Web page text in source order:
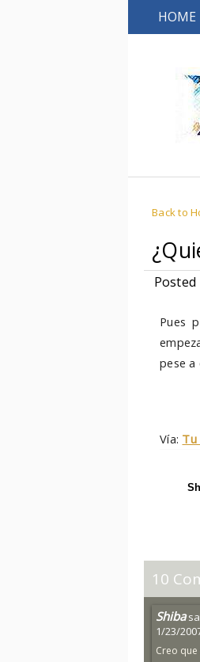
HOME
Back to
Posted
Pues
pese
Vía:
10
Shiba
1/23/
Creo